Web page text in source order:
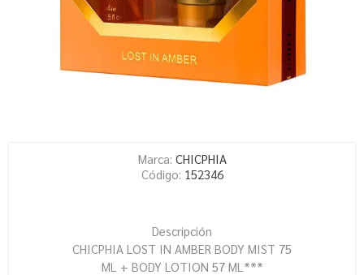
Marca: CHICPHIA
Código: 152346
Descripción
CHICPHIA LOST IN AMBER BODY MIST 75
ML + BODY LOTION 57 ML***